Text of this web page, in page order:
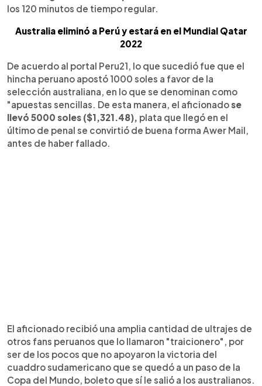
los 120 minutos de tiempo regular.
Australia eliminó a Perú y estará en el Mundial Qatar
2022
De acuerdo al portal Peru21, lo que sucedió fue que el
hincha peruano apostó 1000 soles a favor de la
selección australiana, en lo que se denominan como
"apuestas sencillas. De esta manera, el aficionadose
llevó 5000 soles ($1,321.48), plata que llegó en el
último de penal se convirtió de buena forma Awer Mail,
antes de haber fallado.
El aficionado recibió una amplia cantidad de ultrajes de
otros fans peruanos que lo llamaron "traicionero", por
ser de los pocos que no apoyaron la victoria del
cuaddro sudamericano que se quedó a un paso de la
Copa del Mundo, boleto que sí le salió a los australianos.